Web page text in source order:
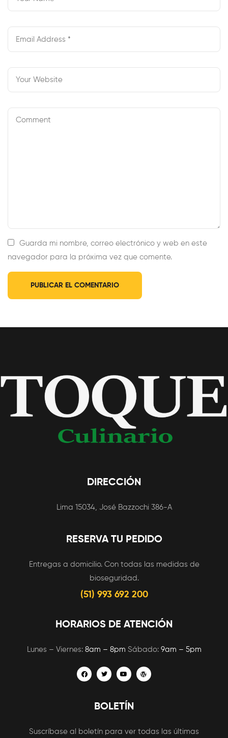
Definitely Into
The?
Guarda mi nombre, correo electrónico y web en este
navegador para la próxima vez que comente.
DIRECCIÓN
Lima 15034, José Bazzochi 386-A
RESERVA TU PEDIDO
Entregas a domicilio. Con todas las medidas de
bioseguridad.
(51) 993 692 200
HORARIOS DE ATENCIÓN
Lunes – Viernes: 8am – 8pm Sábado: 9am – 5pm
BOLETÍN
Suscríbase al boletín para ver todas las últimas